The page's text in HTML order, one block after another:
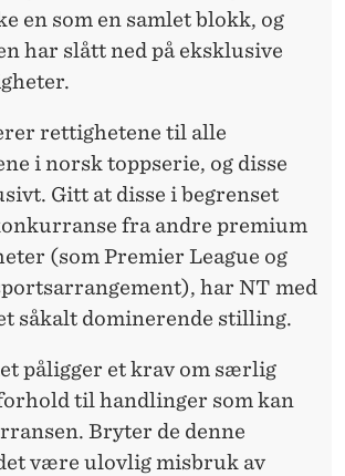
en som en samlet blokk, og
har slått ned på eksklusive
rettighetene til alle
i norsk toppserie, og disse
Gitt at disse i begrenset
fra andre premium
(som Premier League og
har NT med
såkalt dominerende stilling.
påligger et krav om særlig
til handlinger som kan
Bryter de denne
være ulovlig misbruk av